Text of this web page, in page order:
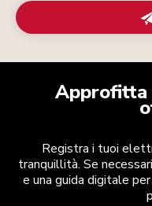
Approfitta
Registra i tuoi
tranquillità. Se
e una guida digitale